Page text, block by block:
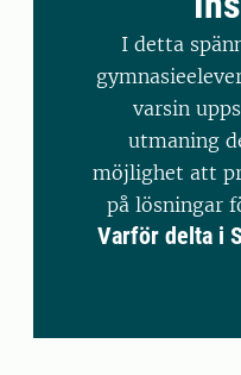
I detta
varsin
utmaning
möjlighet att
på lösningar
Varför delta i